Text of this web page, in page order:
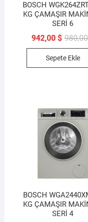
BOSCH
KG ÇAMAŞIR
SERİ 6
942,00 $
Sepete Ekle
BOSCH
KG ÇAMAŞIR
SERİ 4